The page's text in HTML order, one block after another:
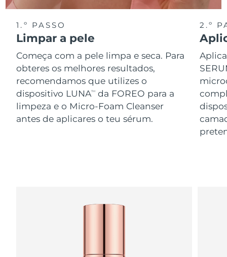
1.º PASSO
Limpar a pele
Começa com a pele limpa e seca. Para
obteres os melhores resultados,
recomendamos que utilizes o
dispositivo LUNATM
da FOREO para a
limpeza e o Micro-Foam Cleanser
antes de aplicares o teu sérum.
2.º